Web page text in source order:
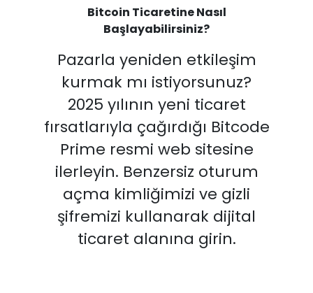
Bitcoin Ticaretine Nasıl
Başlayabilirsiniz?
Pazarla yeniden etkileşim
kurmak mı istiyorsunuz?
2025 yılının yeni ticaret
fırsatlarıyla çağırdığı Bitcode
Prime resmi web sitesine
ilerleyin. Benzersiz oturum
açma kimliğimizi ve gizli
şifremizi kullanarak dijital
ticaret alanına girin.